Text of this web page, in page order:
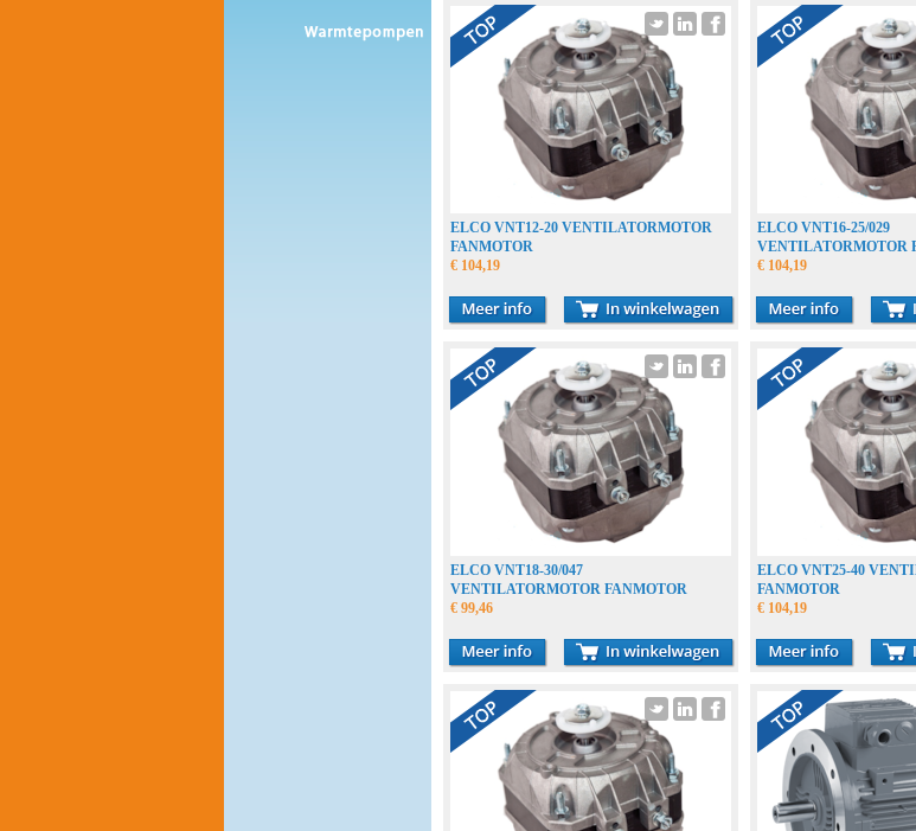
ELCO VNT12-20 VENTILATORMOTOR
FANMOTOR
€ 104,19
ELCO VNT16-25/029
VENTILATORMOTOR
€ 104,19
ELCO VNT18-30/047
VENTILATORMOTOR FANMOTOR
€ 99,46
ELCO VNT25-40
FANMOTOR
€ 104,19